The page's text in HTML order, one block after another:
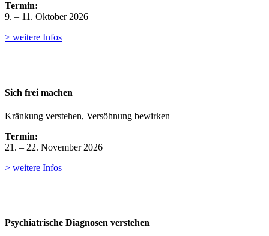
Termin:
9. – 11. Oktober 2026
> weitere Infos
Sich frei machen
Kränkung verstehen, Versöhnung bewirken
Termin:
21. – 22. November 2026
> weitere Infos
Psychiatrische Diagnosen verstehen